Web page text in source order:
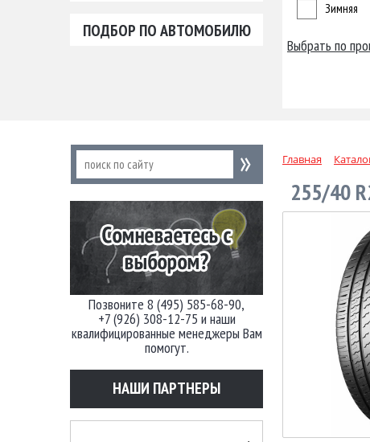
ПОДБОР ПО АВТОМОБИЛЮ
Зимняя
Выбрать по
Позвоните 8 (495) 585-68-90,
+7 (926) 308-12-75 и наши
квалифицированные менеджеры Вам
помогут.
НАШИ ПАРТНЕРЫ
Главная
255/40